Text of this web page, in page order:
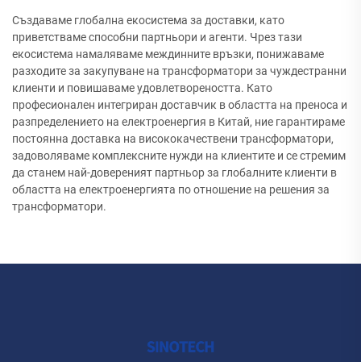
Създаваме глобална екосистема за доставки, като
приветстваме способни партньори и агенти. Чрез тази
екосистема намаляваме междинните връзки, понижаваме
разходите за закупуване на трансформатори за чуждестранни
клиенти и повишаваме удовлетвореността. Като
професионален интегриран доставчик в областта на преноса и
разпределението на електроенергия в Китай, ние гарантираме
постоянна доставка на висококачествени трансформатори,
задоволяваме комплексните нужди на клиентите и се стремим
да станем най-довереният партньор за глобалните клиенти в
областта на електроенергията по отношение на решения за
трансформатори.